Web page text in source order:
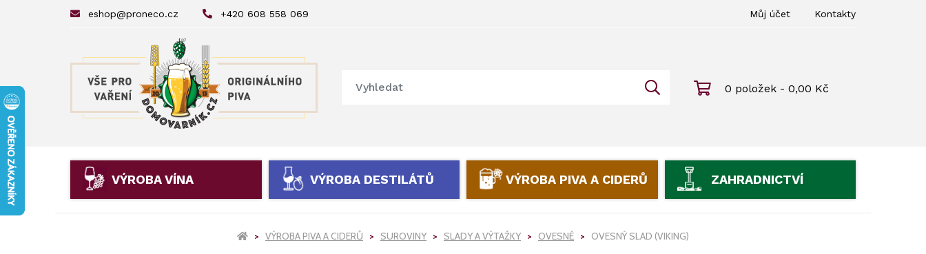
eshop@proneco.cz +420 608 558 069 Můj účet Kontakty
0 položek - 0,00 Kč
VÝROBA VÍNA VÝROBA DESTILÁTŮ VÝROBA PIVA A CIDERŮ ZAHRADNICTVÍ
VÝROBA PIVA A CIDERŮ SUROVINY SLADY A VÝTAŽKY OVESNÉ OVESNÝ SLAD (VIKING)